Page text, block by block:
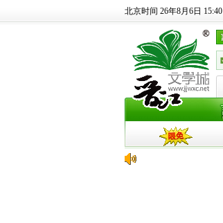
北京时间 26年8月6日 15:40